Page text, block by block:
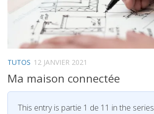
TUTOS 12 JANVIER 2021
Ma maison connectée
This entry is partie 1 de 11 in the series